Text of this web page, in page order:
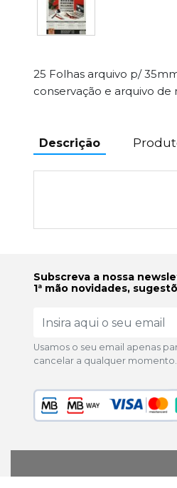
25 Folhas arquivo p/
conservação e arquivo de
Descrição
Subscreva a nossa
1ª mão novidades,
Usamos o seu email apenas
cancelar a qualquer momento.